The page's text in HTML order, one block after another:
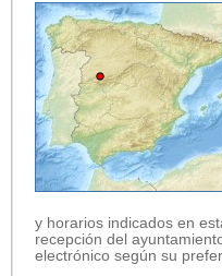
y horarios indicados en
recepción del
electrónico según su